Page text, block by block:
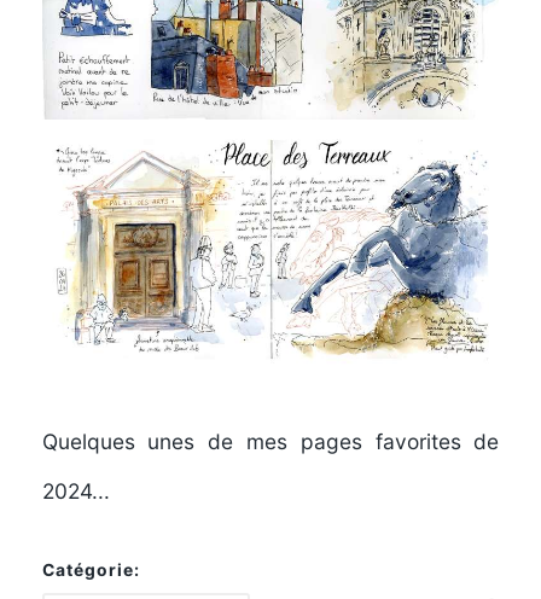
Quelques unes de mes pages favorites de
2024...
Catégorie: